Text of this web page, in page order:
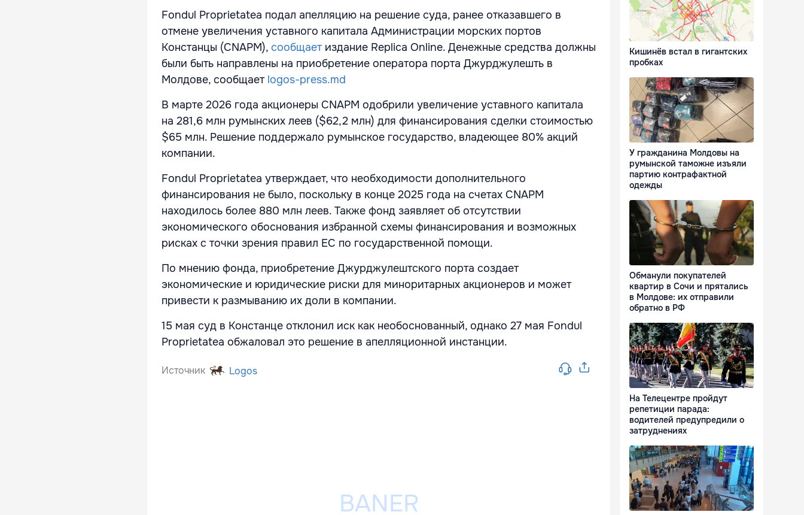
Fondul Proprietatea подал апелляцию на решение суда, ранее отказавшего в
отмене увеличения уставного капитала Администрации морских портов
Констанцы (CNAPM), сообщает издание Replica Online. Денежные средства должны
были быть направлены на приобретение оператора порта Джурджулешть в
Молдове, сообщает logos-press.md
В марте 2026 года акционеры CNAPM одобрили увеличение уставного капитала
на 281,6 млн румынских леев ($62,2 млн) для финансирования сделки стоимостью
$65 млн. Решение поддержало румынское государство, владеющее 80% акций
компании.
Fondul Proprietatea утверждает, что необходимости дополнительного
финансирования не было, поскольку в конце 2025 года на счетах CNAPM
находилось более 880 млн леев. Также фонд заявляет об отсутствии
экономического обоснования избранной схемы финансирования и возможных
рисках с точки зрения правил ЕС по государственной помощи.
По мнению фонда, приобретение Джурджулештского порта создает
экономические и юридические риски для миноритарных акционеров и может
привести к размыванию их доли в компании.
15 мая суд в Констанце отклонил иск как необоснованный, однако 27 мая Fondul
Proprietatea обжаловал это решение в апелляционной инстанции.
Источник Logos
Кишинёв встал в гигантских
пробках
У гражданина Молдовы на
румынской таможне изъяли
партию контрафактной
одежды
Обманули покупателей
квартир в Сочи и прятались
в Молдове: их отправили
обратно в РФ
На Телецентре пройдут
репетиции парада:
водителей предупредили о
затруднениях